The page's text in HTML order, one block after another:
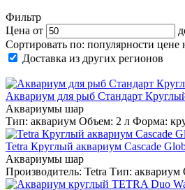
Фильтр
Цена от
Сортировать по: популярности цене
Доставка из других регионов
Аквариум для рыб Стандарт
Аквариумы шар
Тип: аквариум Объем: 2 л Форма:
Tetra Круглый аквариум Cascade
Аквариумы шар
Производитель: Tetra Тип: